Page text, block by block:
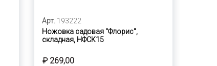
Арт. 193222
Ножовка садовая "Флорис",
складная, НФСК15
₽ 269,00